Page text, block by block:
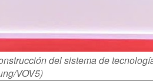
del sistema de
VOV5)